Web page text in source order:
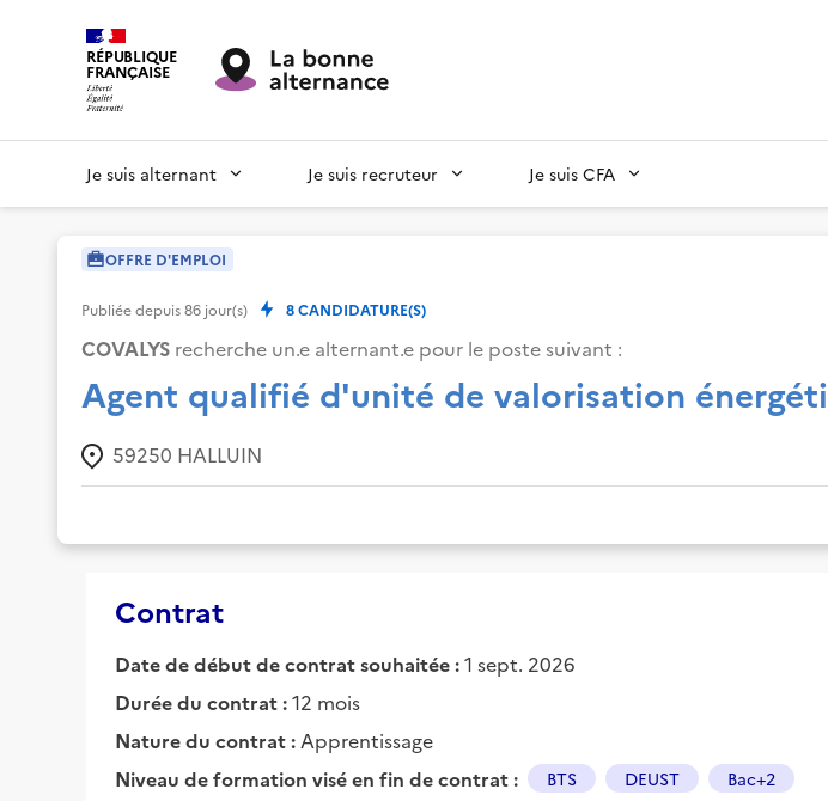
RÉPUBLIQUE
FRANÇAISE
Je suis alternant Je suis recruteur Je suis CFA
OFFRE D'EMPLOI
Publiée depuis86 jour(s) 8CANDIDATURE(S)
COVALYS recherche un.e alternant.e pour le poste suivant :
Agent qualifié d'unité de valorisation
59250 HALLUIN
Contrat
Date de début de contrat souhaitée :1 sept. 2026
Durée du contrat :12 mois
Nature du contrat : Apprentissage
Niveau de formation visé en fin de contrat :
BTS DEUST Bac+2